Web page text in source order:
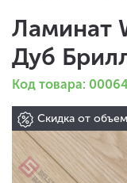
Ламинат
Дуб
Код товара:
Скидка от